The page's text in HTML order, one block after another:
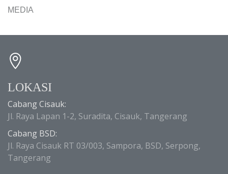
MEDIA
LOKASI
Cabang Cisauk:
Jl. Raya Lapan 1-2, Suradita, Cisauk, Tangerang
Cabang BSD:
Jl. Raya Cisauk RT 03/003, Sampora, BSD, Serpong,
Tangerang